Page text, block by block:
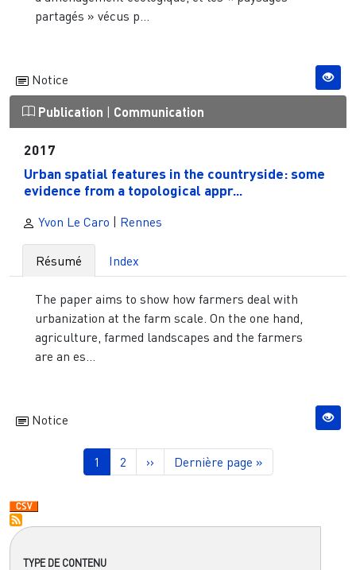
TYPE DE CONTENU
partagés » vécus p...
Notice
Publication | Communication
2017
Urban spatial features in the countryside: some
evidence from a topological appr...
Yvon Le Caro | Rennes
Résumé Index
The paper aims to show how farmers deal with
urbanization at the farm scale. On the one hand,
agriculture, farmed landscapes and the farmers
are an es...
Notice
Pagination
Page courante
1 Page
2 Page suivante
›› Dernière page
Dernière page »